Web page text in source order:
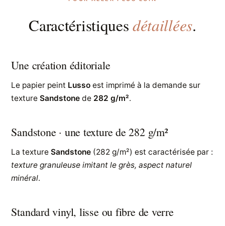
Caractéristiquesdétaillées.
Une création éditoriale
Le papier peint Lusso est imprimé à la demande sur
textureSandstone de 282 g/m².
Sandstone · une texture de 282 g/m²
La textureSandstone (282 g/m²) est caractérisée par :
texture granuleuse imitant le grès, aspect naturel
minéral.
Standard vinyl, lisse ou fibre de verre